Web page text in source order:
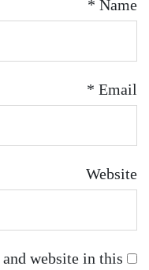
Name
*
Email
*
Website
website in this